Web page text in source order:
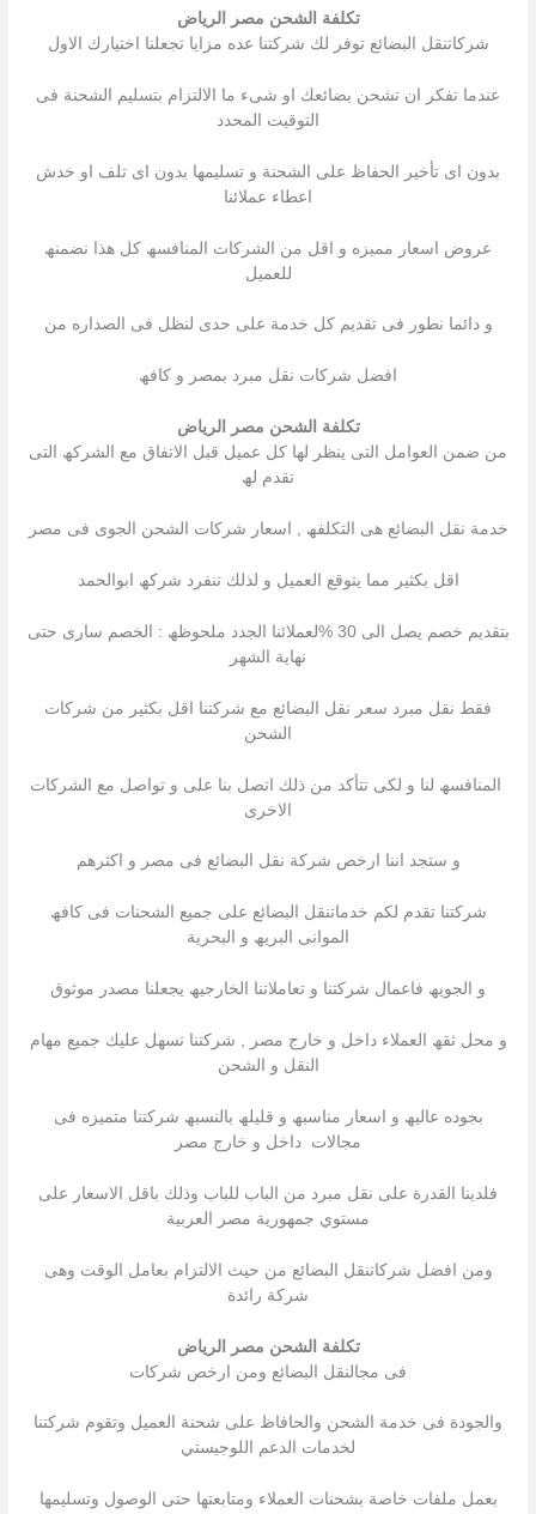
تكلفة الشحن مصر الرياض
شركاتنقل البضائع توفر لك شركتنا عده مزایا تجعلنا اختیارك الاول
عندما تفكر ان تشحن بضائعك او شىء ما الالتزام بتسلیم الشحنة فى
التوقیت المحدد
بدون اى تأخیر الحفاظ على الشحنة و تسلیمھا بدون اى تلف او خدش
اعطاء عملائنا
عروض اسعار ممیزه و اقل من الشركات المنافسھ كل ھذا نضمنھ
للعمیل
و دائما نطور فى تقدیم كل خدمة على حدى لنظل فى الصداره من
افضل شركات نقل مبرد بمصر و كافھ
تكلفة الشحن مصر الرياض
من ضمن العوامل التى ینظر لھا كل عمیل قبل الاتفاق مع الشركھ التى
تقدم لھ
خدمة نقل البضائع ھى التكلفھ , اسعار شركات الشحن الجوى فى مصر
اقل بكثیر مما یتوقع العمیل و لذلك تنفرد شركھ ابوالحمد
بتقدیم خصم یصل الى 30 %لعملائنا الجدد ملحوظھ : الخصم سارى حتى
نھایة الشھر
فقط نقل مبرد سعر نقل البضائع مع شركتنا اقل بكثیر من شركات
الشحن
المنافسھ لنا و لكى تتأكد من ذلك اتصل بنا على و تواصل مع الشركات
الاخرى
و ستجد اننا ارخص شركة نقل البضائع فى مصر و اكثرھم
شركتنا تقدم لكم خدماتنقل البضائع على جمیع الشحنات فى كافھ
الموانى البریھ و البحریة
و الجویھ فاعمال شركتنا و تعاملاتنا الخارجیھ یجعلنا مصدر موثوق
و محل ثقھ العملاء داخل و خارج مصر , شركتنا تسھل علیك جمیع مھام
النقل و الشحن
بجوده عالیھ و اسعار مناسبھ و قلیلھ بالنسبھ شركتنا متمیزه فى
مجالات داخل و خارج مصر
فلدينا القدرة على نقل مبرد من الباب للباب وذلك باقل الاسعار على
مستوي جمهورية مصر العربية
ومن افضل شركاتنقل البضائع من حيث الالتزام بعامل الوقت وهى
شركة رائدة
تكلفة الشحن مصر الرياض
فى مجالنقل البضائع ومن ارخص شركات
والجودة فى خدمة الشحن والحافاظ على شحنة العميل وتقوم شركتنا
لخدمات الدعم اللوجيستي
بعمل ملفات خاصة بشحنات العملاء ومتابعتها حتى الوصول وتسليمها